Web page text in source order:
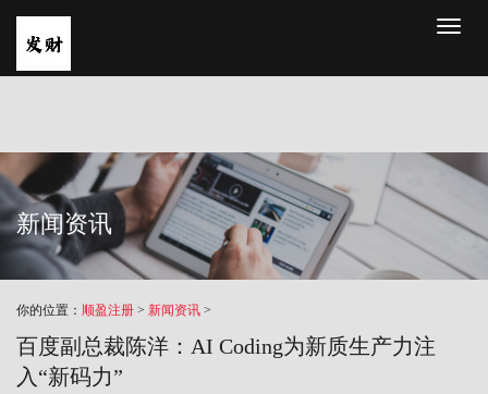
新闻资讯
你的位置： 顺盈注册 > 新闻资讯 >
百度副总裁陈洋：AI Coding为新质生产力注
入“新码力”